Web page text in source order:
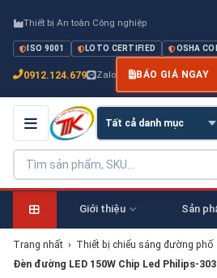
Thiết bị An toàn Công nghiệp
ISO 9001 LOTO CERTIFIED OSHA
0912.124.679 Zalo BÁO GIÁ NGAY
Giới thiệu Sản
Trang nhất › Thiết bị chiếu sáng đường phố
Đèn đường LED 150W Chip Led Philips-